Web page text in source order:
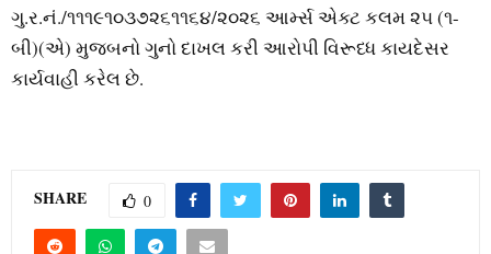
ગુ.ર.નં./૧૧૧૯૧૦૩૭૨૬૧૧૬૪/૨૦૨૬ આર્મ્સ એક્ટ કલમ ૨૫ (૧-
બી)(એ) મુજબનો ગુનો દાખલ કરી આરોપી વિરૂધ્ધ કાયદેસર
કાર્યવાહી કરેલ છે.
SHARE 0